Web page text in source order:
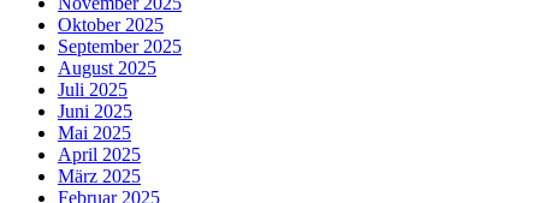
Oktober 2025
September 2025
August 2025
Juli 2025
Juni 2025
Mai 2025
April 2025
März 2025
Februar 2025